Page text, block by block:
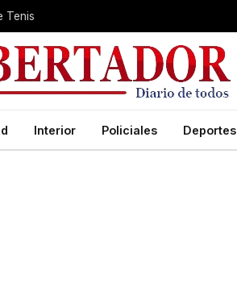
Tenis
Interior Policiales Deportes